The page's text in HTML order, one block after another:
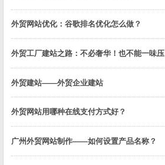
外贸网站优化：谷歌排名优化怎么做？
外贸工厂建站之路：不必奢华！也不能一味压
外贸建站——外贸企业建站
外贸网站用哪种在线支付方式好？
广州外贸网站制作——如何设置产品名称？